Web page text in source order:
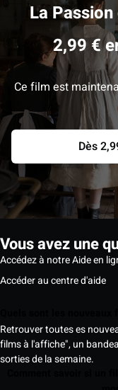
La
2,99 €
Ce film est
Dès
Vous avez une
Accédez à notre Aide en
Accéder au centre d'aide
Retrouver toutes es
films à l'affiche", un
sorties de la semaine.